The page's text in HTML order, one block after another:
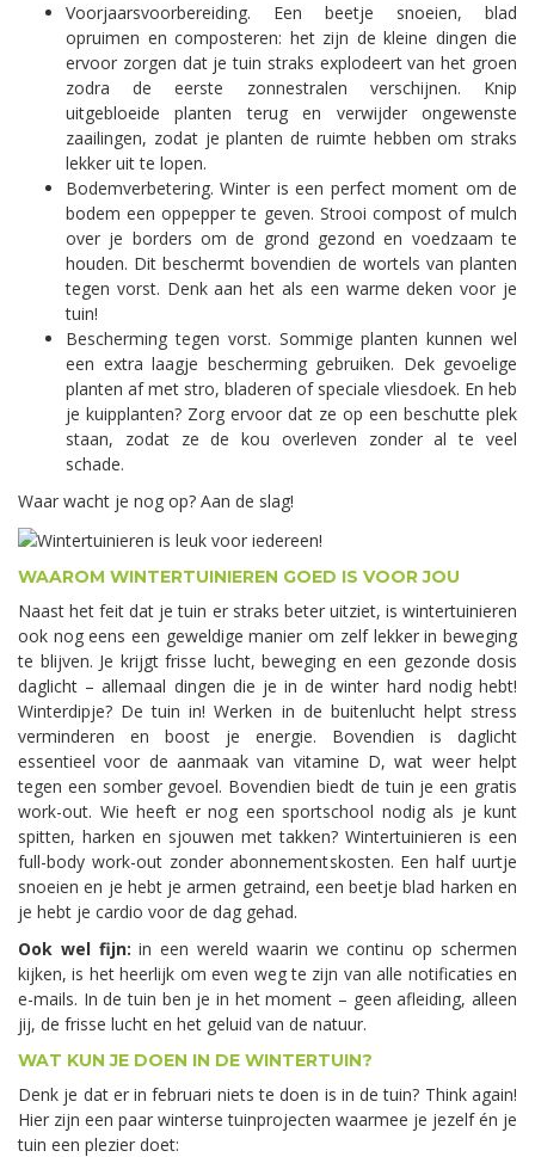
Voorjaarsvoorbereiding. Een beetje snoeien, blad
opruimen en composteren: het zijn de kleine dingen die
ervoor zorgen dat je tuin straks explodeert van het groen
zodra de eerste zonnestralen verschijnen. Knip
uitgebloeide planten terug en verwijder ongewenste
zaailingen, zodat je planten de ruimte hebben om straks
lekker uit te lopen.
Bodemverbetering. Winter is een perfect moment om de
bodem een oppepper te geven. Strooi compost of mulch
over je borders om de grond gezond en voedzaam te
houden. Dit beschermt bovendien de wortels van planten
tegen vorst. Denk aan het als een warme deken voor je
tuin!
Bescherming tegen vorst. Sommige planten kunnen wel
een extra laagje bescherming gebruiken. Dek gevoelige
planten af met stro, bladeren of speciale vliesdoek. En heb
je kuipplanten? Zorg ervoor dat ze op een beschutte plek
staan, zodat ze de kou overleven zonder al te veel
schade.
Waar wacht je nog op? Aan de slag!
WAAROM WINTERTUINIEREN GOED IS VOOR JOU
Naast het feit dat je tuin er straks beter uitziet, is wintertuinieren
ook nog eens een geweldige manier om zelf lekker in beweging
te blijven. Je krijgt frisse lucht, beweging en een gezonde dosis
daglicht – allemaal dingen die je in de winter hard nodig hebt!
Winterdipje? De tuin in! Werken in de buitenlucht helpt stress
verminderen en boost je energie. Bovendien is daglicht
essentieel voor de aanmaak van vitamine D, wat weer helpt
tegen een somber gevoel. Bovendien biedt de tuin je een gratis
work-out. Wie heeft er nog een sportschool nodig als je kunt
spitten, harken en sjouwen met takken? Wintertuinieren is een
full-body work-out zonder abonnementskosten. Een half uurtje
snoeien en je hebt je armen getraind, een beetje blad harken en
je hebt je cardio voor de dag gehad.
Ook wel fijn: in een wereld waarin we continu op schermen
kijken, is het heerlijk om even weg te zijn van alle notificaties en
e-mails. In de tuin ben je in het moment – geen afleiding, alleen
jij, de frisse lucht en het geluid van de natuur.
WAT KUN JE DOEN IN DE WINTERTUIN?
Denk je dat er in februari niets te doen is in de tuin? Think again!
Hier zijn een paar winterse tuinprojecten waarmee je jezelf én je
tuin een plezier doet: